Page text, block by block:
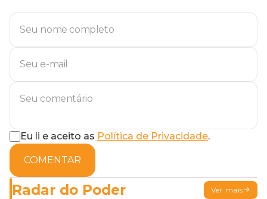
Eu li e aceito as Política de Privacidade.
COMENTAR
Radar do Poder Ver mais